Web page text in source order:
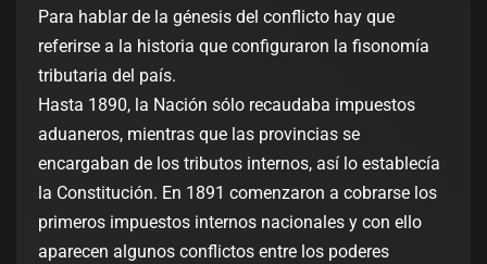
Para hablar de la génesis del conflicto hay que
referirse a la historia que configuraron la fisonomía
tributaria del país.
Hasta 1890, la Nación sólo recaudaba impuestos
aduaneros, mientras que las provincias se
encargaban de los tributos internos, así lo establecía
la Constitución. En 1891 comenzaron a cobrarse los
primeros impuestos internos nacionales y con ello
aparecen algunos conflictos entre los poderes